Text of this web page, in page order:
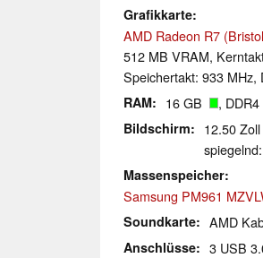
Grafikkarte
AMD Radeon R7
512 MB VRAM,
Speichertakt: 933 MHz,
RAM 16 GB ,
Bildschirm
12.50
Massenspeicher
Samsung PM961
Soundkarte AMD
Anschlüsse
3 USB